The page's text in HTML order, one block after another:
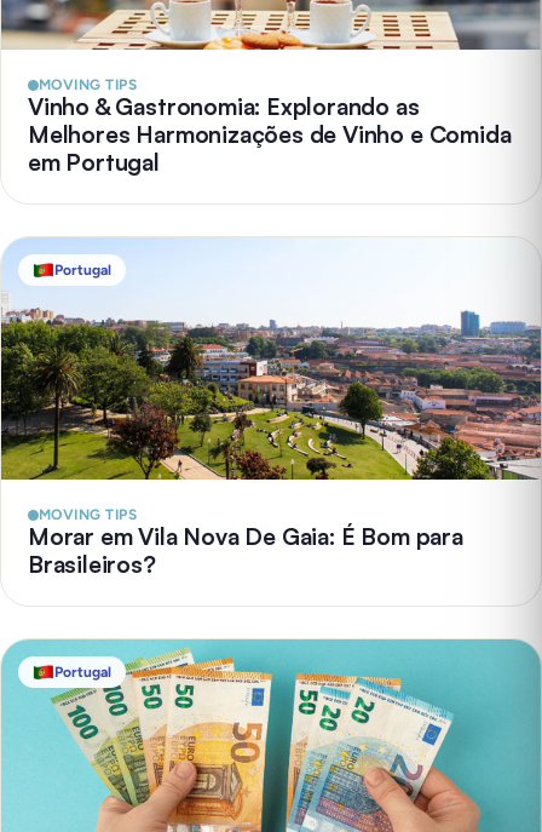
MOVING TIPS
Vinho & Gastronomia: Explorando as
Melhores Harmonizações de Vinho e Comida
em Portugal
Portugal
MOVING TIPS
Morar em Vila Nova De Gaia: É Bom para
Brasileiros?
Portugal